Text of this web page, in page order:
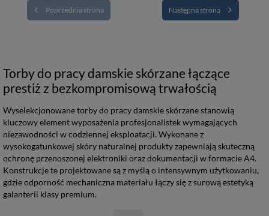
Poprzednia strona Następna strona
Torby do pracy damskie skórzane łączące
prestiż z bezkompromisową trwałością
Wyselekcjonowane torby do pracy damskie skórzane stanowią
kluczowy element wyposażenia profesjonalistek wymagających
niezawodności w codziennej eksploatacji. Wykonane z
wysokogatunkowej skóry naturalnej produkty zapewniają skuteczną
ochronę przenoszonej elektroniki oraz dokumentacji w formacie A4.
Konstrukcje te projektowane są z myślą o intensywnym użytkowaniu,
gdzie odporność mechaniczna materiału łączy się z surową estetyką
galanterii klasy premium.